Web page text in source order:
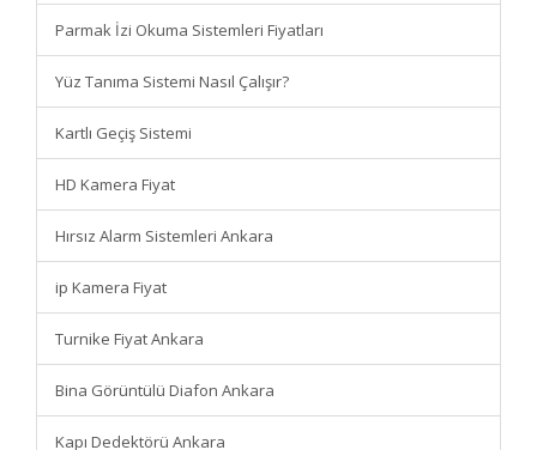
Parmak İzi Okuma Sistemleri Fiyatları
Yüz Tanıma Sistemi Nasıl Çalışır?
Kartlı Geçiş Sistemi
HD Kamera Fiyat
Hırsız Alarm Sistemleri Ankara
ip Kamera Fiyat
Turnike Fiyat Ankara
Bina Görüntülü Diafon Ankara
Kapı Dedektörü Ankara